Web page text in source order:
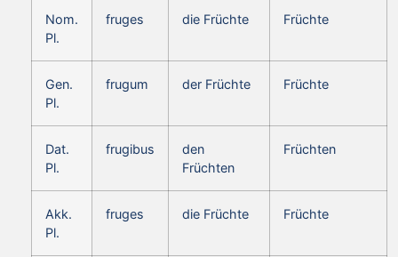
Nom.
Pl.
fruges die Früchte Früchte
Gen.
Pl.
frugum der Früchte Früchte
Dat.
Pl.
frugibus
den
Früchten
Früchten
Akk.
Pl.
fruges die Früchte Früchte